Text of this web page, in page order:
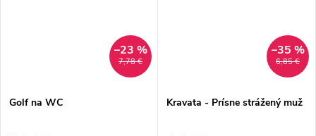
7,78 €
–23 %
Golf na WC
6,85 €
–35 %
Kravata - Prísne strážený muž